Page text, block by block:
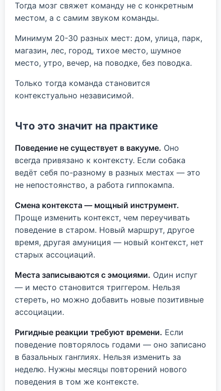
Тогда мозг свяжет команду не с конкретным
местом, а с самим звуком команды.
Минимум 20-30 разных мест: дом, улица, парк,
магазин, лес, город, тихое место, шумное
место, утро, вечер, на поводке, без поводка.
Только тогда команда становится
контекстуально независимой.
Что это значит на практике
Поведение не существует в вакууме. Оно
всегда привязано к контексту. Если собака
ведёт себя по-разному в разных местах — это
не непостоянство, а работа гиппокампа.
Смена контекста — мощный инструмент.
Проще изменить контекст, чем переучивать
поведение в старом. Новый маршрут, другое
время, другая амуниция — новый контекст, нет
старых ассоциаций.
Места записываются с эмоциями. Один испуг
— и место становится триггером. Нельзя
стереть, но можно добавить новые позитивные
ассоциации.
Ригидные реакции требуют времени. Если
поведение повторялось годами — оно записано
в базальных ганглиях. Нельзя изменить за
неделю. Нужны месяцы повторений нового
поведения в том же контексте.